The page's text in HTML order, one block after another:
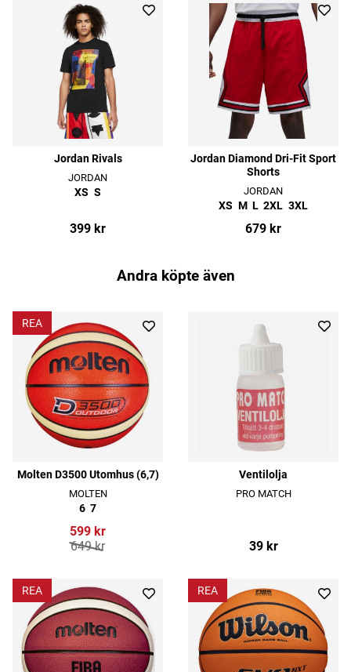
Jordan Rivals
JORDAN
XS S
399 kr
Jordan Diamond Dri-Fit Sport
Shorts
JORDAN
XS M L 2XL 3XL
679 kr
Andra köpte även
REA
Molten D3500 Utomhus (6,7)
MOLTEN
6 7
599 kr
649 kr
Ventilolja
PRO MATCH
39 kr
REA REA